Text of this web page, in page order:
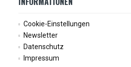
Cookie-Einstellungen
Newsletter
Datenschutz
Impressum